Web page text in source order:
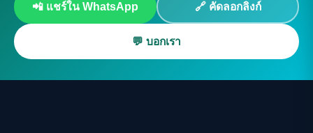
📲 แชร์ใน WhatsApp 🔗 คัดลอกลิงก์
💬 บอกเรา